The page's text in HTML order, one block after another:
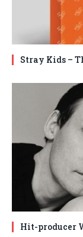
Stray Kids –
Hit-producer